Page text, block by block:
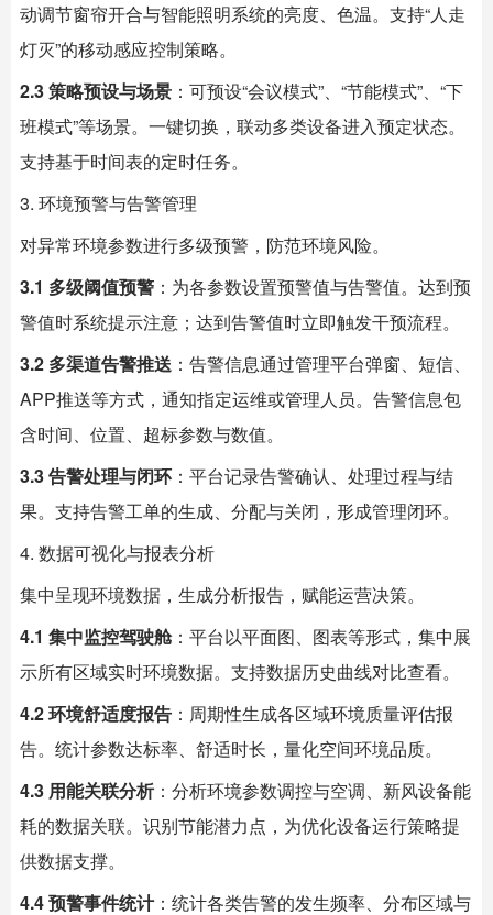
动调节窗帘开合与智能照明系统的亮度、色温。支持“人走
灯灭”的移动感应控制策略。
2.3 策略预设与场景 ：可预设“会议模式”、“节能模式”、“下
班模式”等场景。一键切换，联动多类设备进入预定状态。
支持基于时间表的定时任务。
3. 环境预警与告警管理
对异常环境参数进行多级预警，防范环境风险。
3.1 多级阈值预警 ：为各参数设置预警值与告警值。达到预
警值时系统提示注意；达到告警值时立即触发干预流程。
3.2 多渠道告警推送 ：告警信息通过管理平台弹窗、短信、
APP推送等方式，通知指定运维或管理人员。告警信息包
含时间、位置、超标参数与数值。
3.3 告警处理与闭环：平台记录告警确认、处理过程与结
果。支持告警工单的生成、分配与关闭，形成管理闭环。
4. 数据可视化与报表分析
集中呈现环境数据，生成分析报告，赋能运营决策。
4.1 集中监控驾驶舱：平台以平面图、图表等形式，集中展
示所有区域实时环境数据。支持数据历史曲线对比查看。
4.2 环境舒适度报告 ：周期性生成各区域环境质量评估报
告。统计参数达标率、舒适时长，量化空间环境品质。
4.3 用能关联分析：分析环境参数调控与空调、新风设备能
耗的数据关联。识别节能潜力点，为优化设备运行策略提
供数据支撑。
4.4 预警事件统计：统计各类告警的发生频率、分布区域与